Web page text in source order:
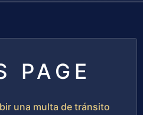
PAGE
una multa de tránsito